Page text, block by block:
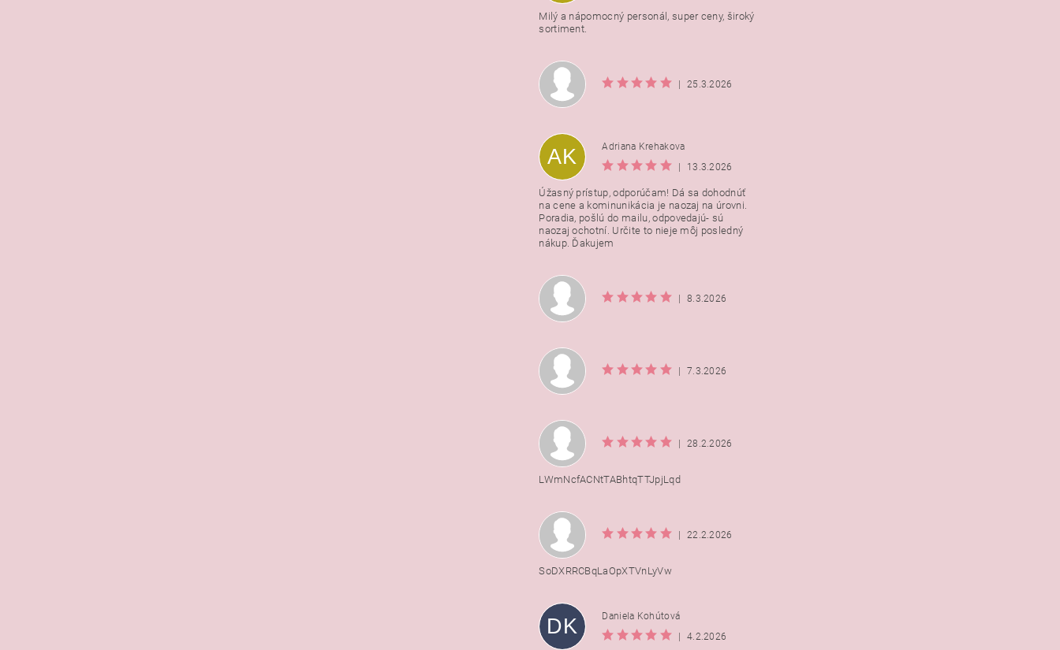
Milý a nápomocný personál, super ceny, široký
sortiment.
25.3.2026
AK
Adriana Krehakova
13.3.2026
Úžasný prístup, odporúčam! Dá sa dohodnúť
na cene a kominunikácia je naozaj na úrovni.
Poradia, pošlú do mailu, odpovedajú- sú
naozaj ochotní. Určite to nieje môj posledný
nákup. Ďakujem
8.3.2026
7.3.2026
28.2.2026
LWmNcfACNtTABhtqTTJpjLqd
22.2.2026
SoDXRRCBqLaOpXTVnLyVw
DK
Daniela Kohútová
4.2.2026